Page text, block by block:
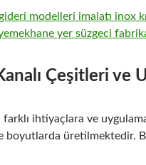
Çeşitleri ve
farklı ihtiyaçlara ve
boyutlarda üretilmektedir.